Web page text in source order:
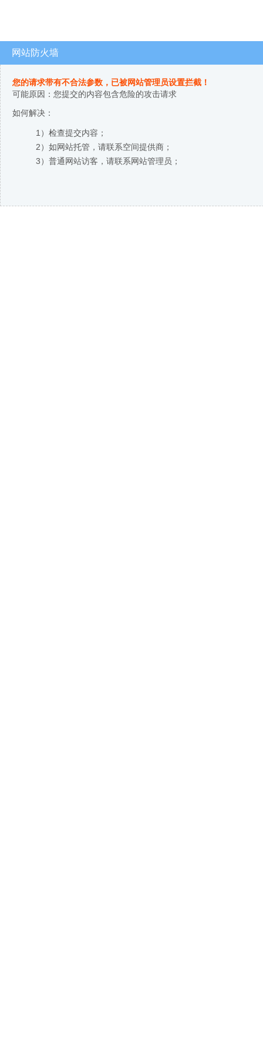
网站防火墙
您的请求带有不合法参数，已被网站管理员设置拦截！
可能原因：您提交的内容包含危险的攻击请求
如何解决：
1）检查提交内容；
2）如网站托管，请联系空间提供商；
3）普通网站访客，请联系网站管理员；